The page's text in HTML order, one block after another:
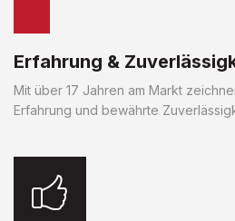
Erfahrung &
Mit über 17 Jahren am Markt
Erfahrung und bewährte